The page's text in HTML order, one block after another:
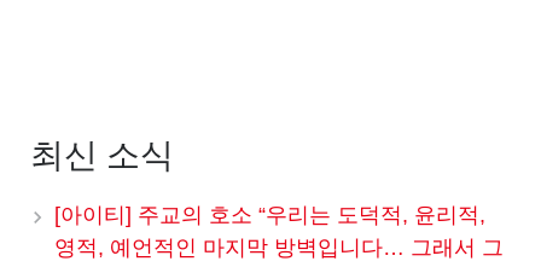
최신 소식
[아이티] 주교의 호소 “우리는 도덕적, 윤리적,
영적, 예언적인 마지막 방벽입니다… 그래서 그